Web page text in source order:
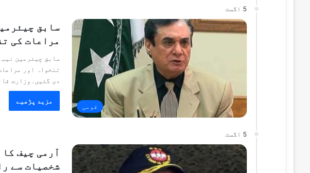
5 اگست
قومی
سابق
مراعات کی
سابق چیئرمین
تنخواہ اور
دی گئیں۔وزارت
مزید پڑھیے
5 اگست
آرمی چیف کا
شخصیات سے